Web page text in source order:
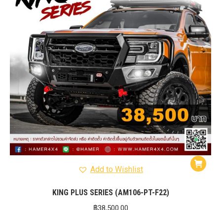
Add to Wishlist
KING PLUS SERIES (AM106-PT-F22)
฿38,500.00